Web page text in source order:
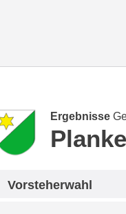
Ergebnisse
Vorsteherwahl